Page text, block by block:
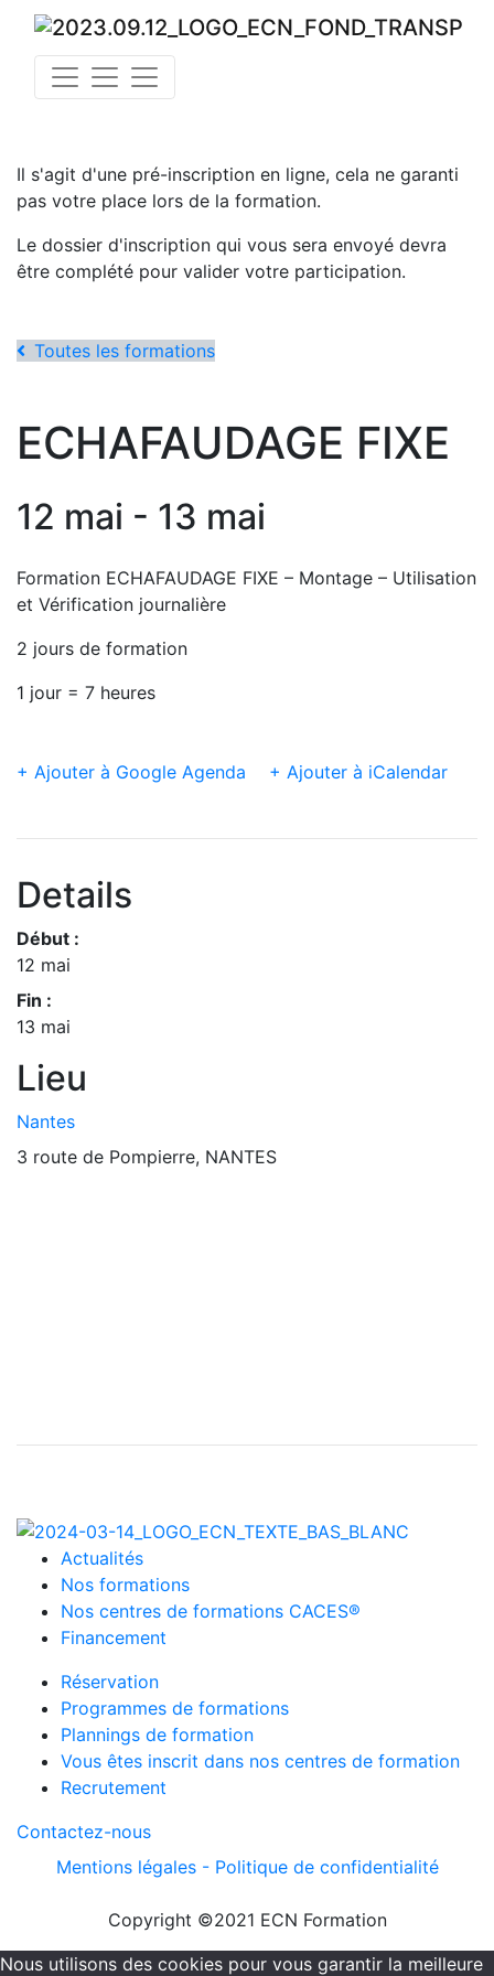
Il s'agit d'une pré-inscription en ligne, cela ne garanti
pas votre place lors de la formation.
Le dossier d'inscription qui vous sera envoyé devra
être complété pour valider votre participation.
Toutes les formations
ECHAFAUDAGE FIXE
12 mai - 13 mai
Formation ECHAFAUDAGE FIXE – Montage – Utilisation
et Vérification journalière
2 jours de formation
1 jour = 7 heures
+ Ajouter à Google Agenda + Ajouter à iCalendar
Details
Début :
12 mai
Fin :
13 mai
Lieu
Nantes
3 route de Pompierre, NANTES
Actualités
Nos formations
Nos centres de formations CACES®
Financement
Réservation
Programmes de formations
Plannings de formation
Vous êtes inscrit dans nos centres de formation
Recrutement
Contactez-nous
Mentions légales - Politique de confidentialité
Copyright ©2021 ECN Formation
Nous utilisons des cookies pour vous garantir la meilleure